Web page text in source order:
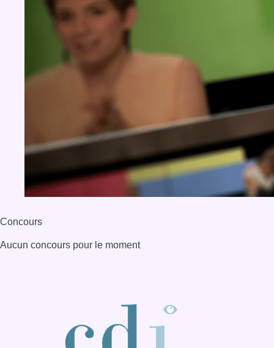
Concours
Aucun concours pour le moment